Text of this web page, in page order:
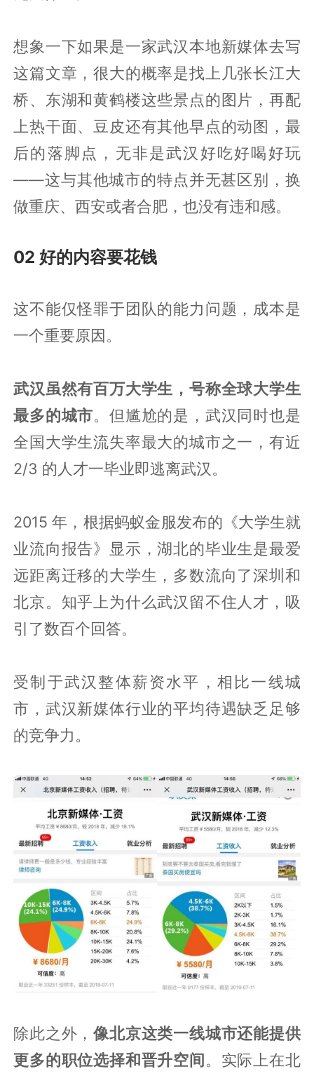
想象一下如果是一家武汉本地新媒体去写
这篇文章，很大的概率是找上几张长江大
桥、东湖和黄鹤楼这些景点的图片，再配
上热干面、豆皮还有其他早点的动图，最
后的落脚点，无非是武汉好吃好喝好玩
——这与其他城市的特点并无甚区别，换
做重庆、西安或者合肥，也没有违和感。
02 好的内容要花钱
这不能仅怪罪于团队的能力问题，成本是
一个重要原因。
武汉虽然有百万大学生，号称全球大学生
最多的城市。但尴尬的是，武汉同时也是
全国大学生流失率最大的城市之一，有近
2/3 的人才一毕业即逃离武汉。
2015 年，根据蚂蚁金服发布的《大学生就
业流向报告》显示，湖北的毕业生是最爱
远距离迁移的大学生，多数流向了深圳和
北京。知乎上为什么武汉留不住人才，吸
引了数百个回答。
受制于武汉整体薪资水平，相比一线城
市，武汉新媒体行业的平均待遇缺乏足够
的竞争力。
除此之外，像北京这类一线城市还能提供
更多的职位选择和晋升空间。实际上在北